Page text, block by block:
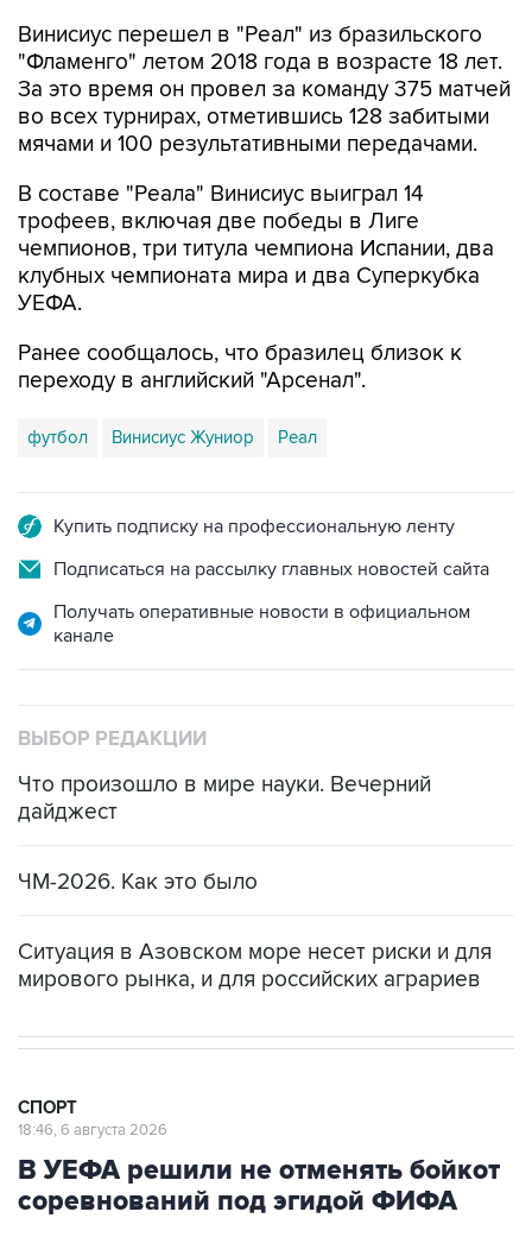
Винисиус перешел в "Реал" из бразильского
"Фламенго" летом 2018 года в возрасте 18 лет.
За это время он провел за команду 375 матчей
во всех турнирах, отметившись 128 забитыми
мячами и 100 результативными передачами.
В составе "Реала" Винисиус выиграл 14
трофеев, включая две победы в Лиге
чемпионов, три титула чемпиона Испании, два
клубных чемпионата мира и два Суперкубка
УЕФА.
Ранее сообщалось, что бразилец близок к
переходу в английский "Арсенал".
футбол Винисиус Жуниор Реал
Купить подписку на профессиональную ленту
Подписаться на рассылку главных новостей сайта
Получать оперативные новости в официальном
канале
ВЫБОР РЕДАКЦИИ
Что произошло в мире науки. Вечерний
дайджест
ЧМ-2026. Как это было
Ситуация в Азовском море несет риски и для
мирового рынка, и для российских аграриев
СПОРТ
18:46, 6 августа 2026
В УЕФА решили не отменять бойкот
соревнований под эгидой ФИФА